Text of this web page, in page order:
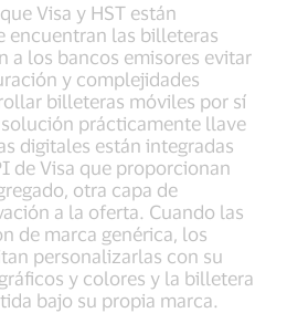
Visa y HST están
encuentran las billeteras
a los bancos emisores evitar
y complejidades
billeteras móviles por sí
prácticamente llave
digitales están integradas
de Visa que proporcionan
otra capa de
a la oferta. Cuando las
de marca genérica, los
personalizarlas con su
y colores y la billetera
bajo su propia marca.